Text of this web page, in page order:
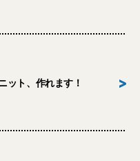
ット、作れます！ >